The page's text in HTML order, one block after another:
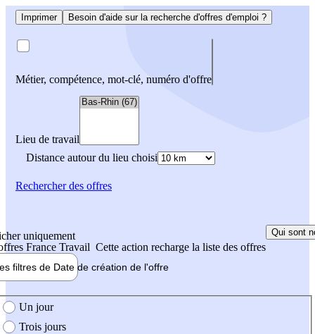
Imprimer Besoin d'aide sur la recherche d'offres d'emploi ?
Métier, compétence, mot-clé, numéro d'offre
Lieu de travail
Distance autour du lieu choisi
Rechercherdes offres
uniquement
France Travail Cette action recharge la liste des offres
Qui sont
filtres de Date de création de l'offre
création de l'offre
Un jour
Trois jours